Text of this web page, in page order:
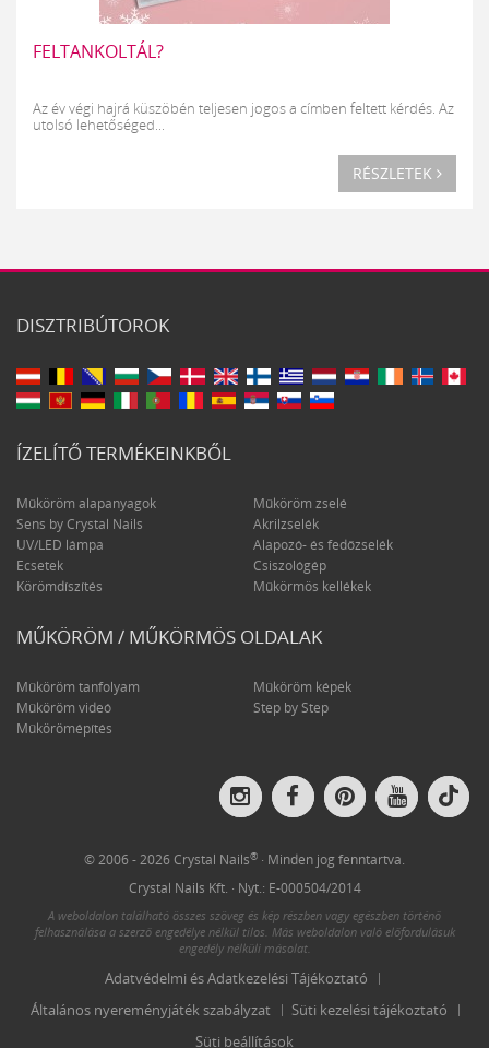
FELTANKOLTÁL?
Az év végi hajrá küszöbén teljesen jogos a címben feltett kérdés. Az
utolsó lehetőséged...
RÉSZLETEK
DISZTRIBÚTOROK
ÍZELÍTŐ TERMÉKEINKBŐL
Műköröm alapanyagok
Műköröm zselé
Sens by Crystal Nails
Akrilzselék
UV/LED lámpa
Alapozó- és fedőzselék
Ecsetek
Csiszológép
Körömdíszítés
Műkörmös kellékek
MŰKÖRÖM / MŰKÖRMÖS OLDALAK
Műköröm tanfolyam
Műköröm képek
Műköröm videó
Step by Step
Műkörömépítés
Crystal
Nails
Instagram
Crystal
Nails
Facebook
Crystal
Nails
Pinterest
Crystal
Nails
© 2006 - 2026 Crystal Nails® · Minden jog fenntartva.
Crystal Nails Kft. · Nyt.: E-000504/2014
A weboldalon található összes szöveg és kép részben vagy egészben történő
felhasználása a szerző engedélye nélkül tilos. Más weboldalon való előfordulásuk
engedély nélküli másolat.
Adatvédelmi és Adatkezelési Tájékoztató
Általános nyereményjáték szabályzat
Süti kezelési tájékoztató
Süti beállítások